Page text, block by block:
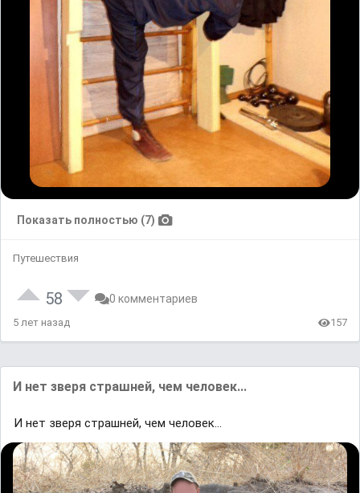
Показать полностью (7)
Путешествия
58 0 комментариев
5 лет назад 157
И нет зверя страшней, чем человек...
И нет зверя страшней, чем человек...